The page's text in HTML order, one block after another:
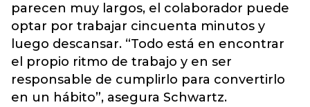
parecen muy largos, el colaborador puede
optar por trabajar cincuenta minutos y
luego descansar. “Todo está en encontrar
el propio ritmo de trabajo y en ser
responsable de cumplirlo para convertirlo
en un hábito”, asegura Schwartz.